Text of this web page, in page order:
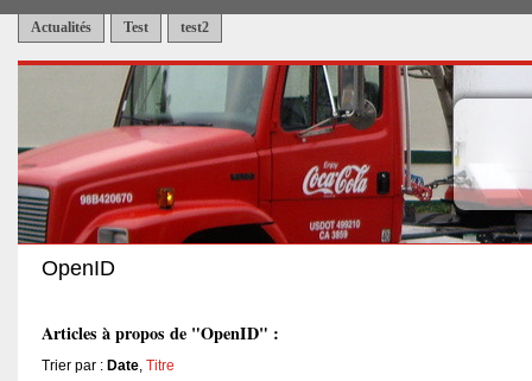
Actualités Test test2
OpenID
Articles à propos de "OpenID" :
Trier par : Date Titre